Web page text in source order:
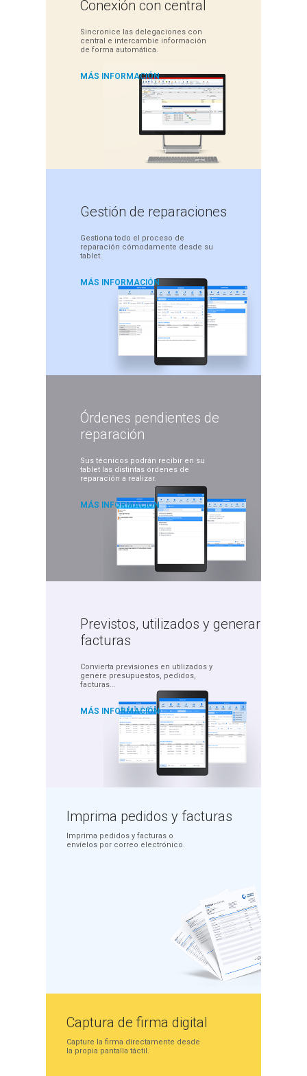
Conexióncon central
Sincronice las delegaciones con
central e intercambie información
de forma automática.
MÁS INFORMACIÓN
Gestión de reparaciones
Gestiona todo el proceso de
reparación cómodamente desde su
tablet.
MÁS INFORMACIÓN
Órdenes pendientes de
reparación
Sus técnicos podrán recibir en su
tablet las distintas órdenes de
reparación a realizar.
MÁS INFORMACIÓN
Previstos, utilizados y generar
facturas
Convierta previsiones en utilizados y
genere presupuestos, pedidos,
facturas...
MÁS INFORMACIÓN
Imprima pedidosy facturas
Imprima pedidos y facturas o
envíelos por correo electrónico.
Captura de firma digital
Capture la firma directamente desde
la propia pantalla táctil.